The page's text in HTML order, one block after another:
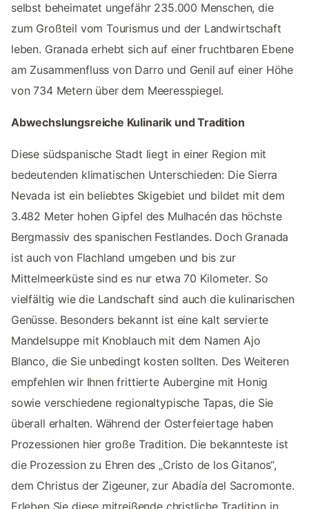
selbst beheimatet ungefähr 235.000 Menschen, die
zum Großteil vom Tourismus und der Landwirtschaft
leben. Granada erhebt sich auf einer fruchtbaren Ebene
am Zusammenfluss von Darro und Genil auf einer Höhe
von 734 Metern über dem Meeresspiegel.
Abwechslungsreiche Kulinarik und Tradition
Diese südspanische Stadt liegt in einer Region mit
bedeutenden klimatischen Unterschieden: Die Sierra
Nevada ist ein beliebtes Skigebiet und bildet mit dem
3.482 Meter hohen Gipfel des Mulhacén das höchste
Bergmassiv des spanischen Festlandes. Doch Granada
ist auch von Flachland umgeben und bis zur
Mittelmeerküste sind es nur etwa 70 Kilometer. So
vielfältig wie die Landschaft sind auch die kulinarischen
Genüsse. Besonders bekannt ist eine kalt servierte
Mandelsuppe mit Knoblauch mit dem Namen Ajo
Blanco, die Sie unbedingt kosten sollten. Des Weiteren
empfehlen wir Ihnen frittierte Aubergine mit Honig
sowie verschiedene regionaltypische Tapas, die Sie
überall erhalten. Während der Osterfeiertage haben
Prozessionen hier große Tradition. Die bekannteste ist
die Prozession zu Ehren des „Cristo de los Gitanos“,
dem Christus der Zigeuner, zur Abadía del Sacromonte.